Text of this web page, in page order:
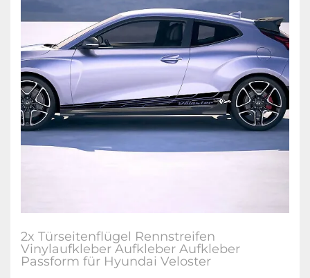
2x Türseitenflügel Rennstreifen
Vinylaufkleber Aufkleber Aufkleber
Passform für Hyundai Veloster